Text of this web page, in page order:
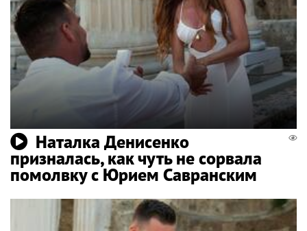
Наталка Денисенко
призналась, как чуть не сорвала
помолвку с Юрием Савранским